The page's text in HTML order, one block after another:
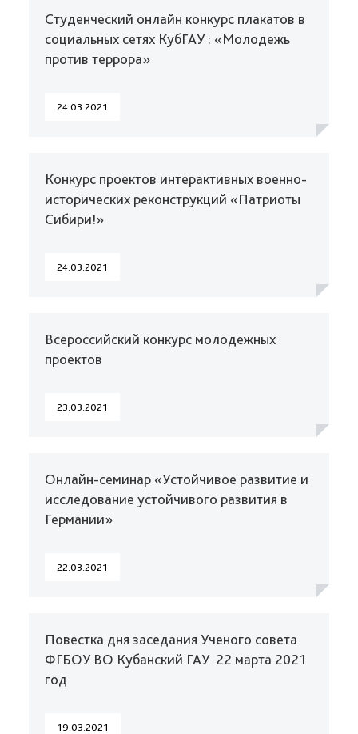
Студенческий онлайн конкурс плакатов в
социальных сетях КубГАУ : «Молодежь
против террора»
24.03.2021
Конкурс проектов интерактивных военно-
исторических реконструкций «Патриоты
Сибири!»
24.03.2021
Всероссийский конкурс молодежных
проектов
23.03.2021
Онлайн-семинар «Устойчивое развитие и
исследование устойчивого развития в
Германии»
22.03.2021
Повестка дня​ заседания Ученого совета
ФГБОУ ВО Кубанский ГАУ ​ 22 марта 2021
год
19.03.2021